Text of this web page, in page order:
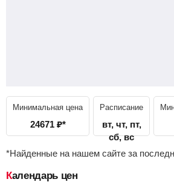
Минимальная цена
24671 ₽*
Расписание
вт, чт, пт,
сб, вс
*Найденные на нашем сайте за
Календарь цен